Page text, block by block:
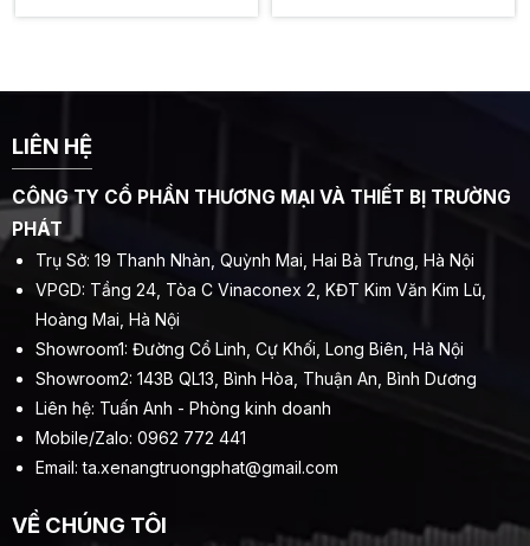
LIÊN HỆ
CÔNG TY CỔ PHẦN THƯƠNG MẠI VÀ THIẾT BỊ TRƯỜNG
PHÁT
Trụ Sở: 19 Thanh Nhàn, Quỳnh Mai, Hai Bà Trưng, Hà Nội
VPGD: Tầng 24, Tòa C Vinaconex 2, KĐT Kim Văn Kim Lũ,
Hoàng Mai, Hà Nội
Showroom1: Đường Cổ Linh, Cự Khối, Long Biên, Hà Nội
Showroom2: 143B QL13, Bình Hòa, Thuận An, Bình Dương
Liên hệ: Tuấn Anh - Phòng kinh doanh
Mobile/Zalo: 0962 772 441
Email:ta.xenangtruongphat@gmail.com
VỀ CHÚNG TÔI